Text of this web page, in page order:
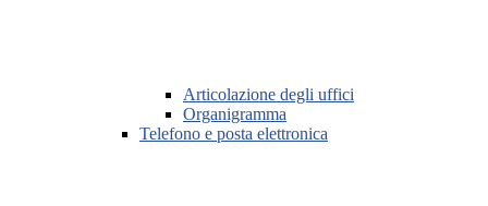
Articolazione degli uffici
Organigramma
Telefono e posta elettronica